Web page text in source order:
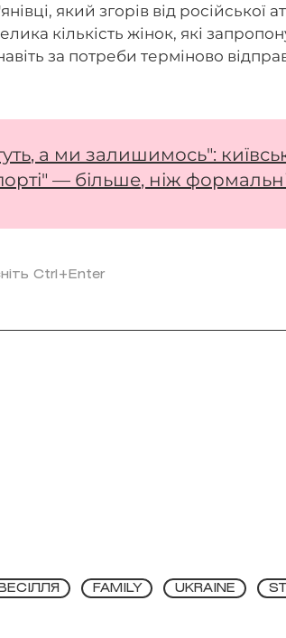
який згорів від російської
кількість жінок, які
за потреби терміново
а ми залишимось":
— більше, ніж
Ctrl+Enter
ВЕСІЛЛЯ FAMILY UKRAINE